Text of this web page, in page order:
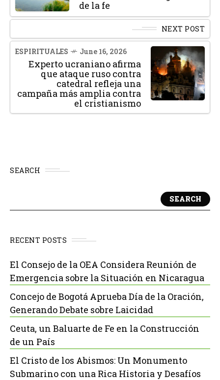
de la fe
NEXT POST
ESPIRITUALES June 16, 2026
Experto ucraniano afirma
que ataque ruso contra
catedral refleja una
campaña más amplia contra
el cristianismo
SEARCH
SEARCH
RECENT POSTS
El Consejo de la OEA Considera Reunión de
Emergencia sobre la Situación en Nicaragua
Concejo de Bogotá Aprueba Día de la Oración,
Generando Debate sobre Laicidad
Ceuta, un Baluarte de Fe en la Construcción
de un País
El Cristo de los Abismos: Un Monumento
Submarino con una Rica Historia y Desafíos